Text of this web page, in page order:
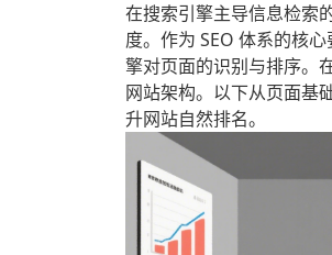
在搜索引擎主导信息检索
度。作为 SEO 体系的核
擎对页面的识别与排序。
网站架构。以下从页面基
升网站自然排名。